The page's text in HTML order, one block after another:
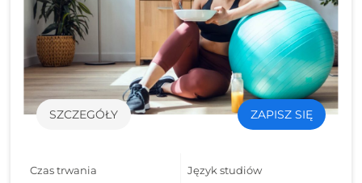
SZCZEGÓŁY ZAPISZ SIĘ
Czas trwania Język studiów